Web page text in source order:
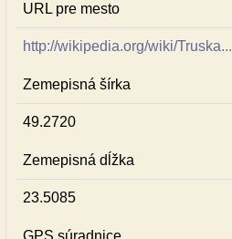
URL pre mesto
http://wikipedia.org/wiki/Truska...
Zemepisná šírka
49.2720
Zemepisná dĺžka
23.5085
GPS súradnice